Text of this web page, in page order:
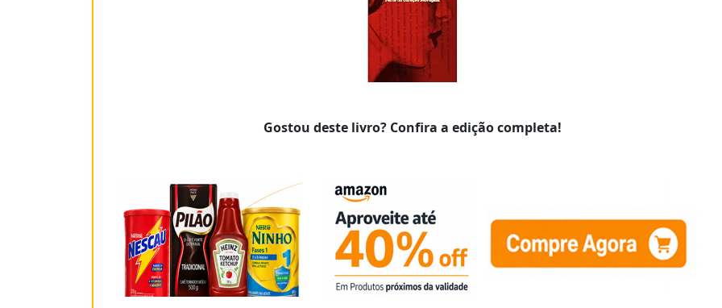
Gostou deste livro? Confira a edição completa!